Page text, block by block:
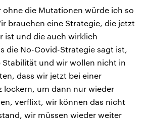
ohne die Mutationen würde ich so
brauchen eine Strategie, die jetzt
ist und die auch wirklich
die No-Covid-Strategie sagt ist,
Stabilität und wir wollen nicht in
dass wir jetzt bei einer
lockern, um dann nur wieder
verflixt, wir können das nicht
wir müssen wieder weiter